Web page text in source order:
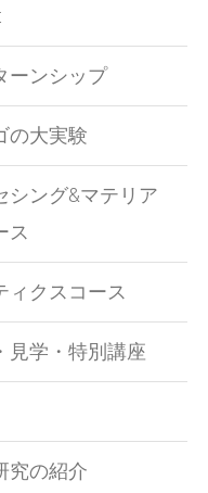
ーンシップ
の大実験
シング&マテリア
ス
ィクスコース
見学・特別講座
究の紹介